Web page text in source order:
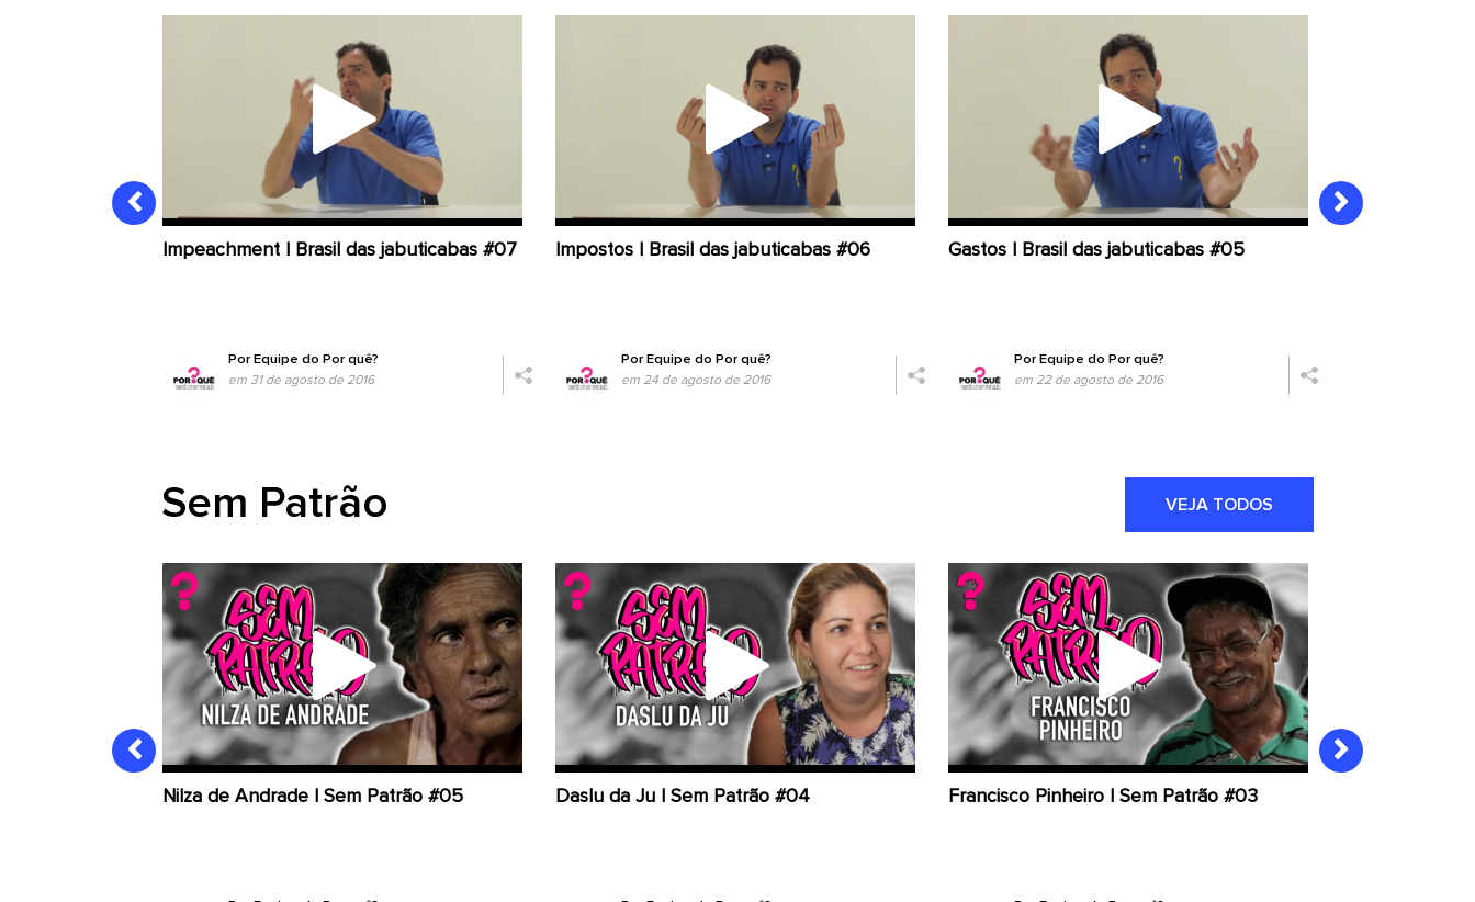
Impeachment | Brasil das jabuticabas #07
PorEquipe do Por quê?
em 31 de agosto de 2016
Impostos | Brasil das jabuticabas #06
PorEquipe do Por quê?
em 24 de agosto de 2016
Gastos | Brasil das jabuticabas #05
PorEquipe do Por quê?
em 22 de agosto de 2016
Sem Patrão VEJA TODOS
Nilza de Andrade | Sem Patrão #05 Daslu da Ju | Sem Patrão #04 Francisco Pinheiro | Sem Patrão #03